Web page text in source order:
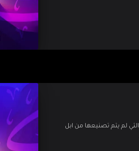
اضافه لكيكست lilu عباره عن مجموعه باتشات لتزيد التوافق مع ssd من نوع NVME التي لم يتم تصنيعها من ابل